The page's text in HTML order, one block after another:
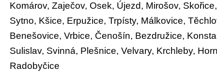
Komárov, Zaječov, Osek, Újezd, Mirošov,
Sytno, Kšice, Erpužice, Trpísty, Málkovice,
Benešovice, Vrbice, Čenošín, Bezdružice,
Sulislav, Svinná, Plešnice, Velvary, Krchleby,
Radobyčice